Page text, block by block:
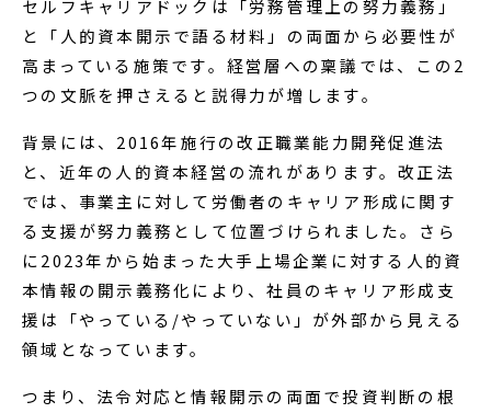
セルフキャリアドックは「労務管理上の努力義務」
と「人的資本開示で語る材料」の両面から必要性が
高まっている施策です。経営層への稟議では、この2
つの文脈を押さえると説得力が増します。
背景には、2016年施行の改正職業能力開発促進法
と、近年の人的資本経営の流れがあります。改正法
では、事業主に対して労働者のキャリア形成に関す
る支援が努力義務として位置づけられました。さら
に2023年から始まった大手上場企業に対する人的資
本情報の開示義務化により、社員のキャリア形成支
援は「やっている/やっていない」が外部から見える
領域となっています。
つまり、法令対応と情報開示の両面で投資判断の根